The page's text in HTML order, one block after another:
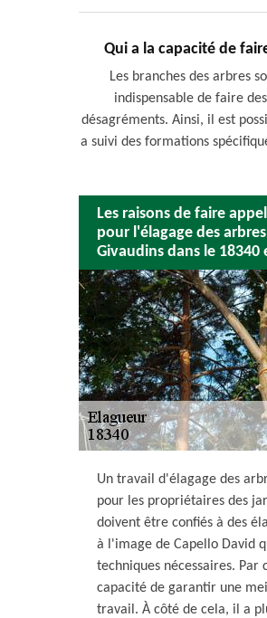
Qui a la capacité de
Les branches des arbres
indispensable de faire
désagréments. Ainsi, il est
a suivi des formations
Les raisons de faire
pour l'élagage des
Givaudins dans le 18340
Un travail d'élagage des
pour les propriétaires des
doivent être confiés à des
à l'image de Capello David
techniques nécessaires. Par
capacité de garantir une
travail. À côté de cela, il a